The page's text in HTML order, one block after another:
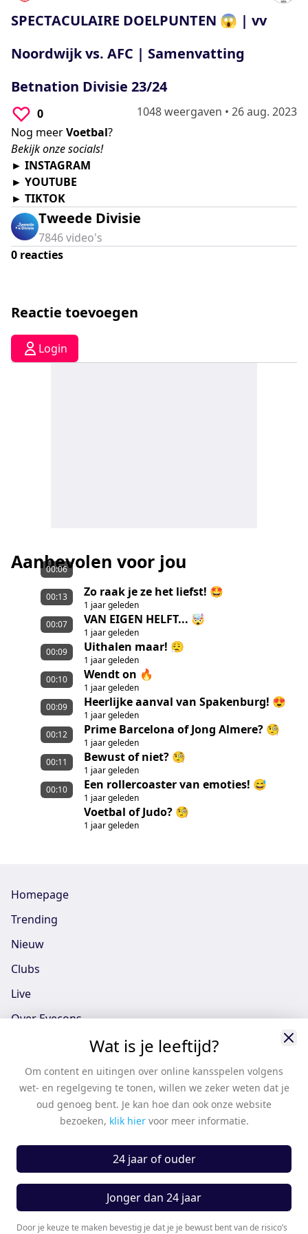
seconds
SPECTACULAIRE DOELPUNTEN 😱 | vv
Noordwijk vs. AFC | Samenvatting
Betnation Divisie 23/24
0 1048 weergaven • 26 aug. 2023
Nog meerVoetbal?
Bekijk onze socials!
► INSTAGRAM
► YOUTUBE
► TIKTOK
Tweede Divisie
7846video's
0 reacties
Reactie toevoegen
Login
Aanbevolen voor jou
00:06
Zo raak je ze het liefst! 🤩
1 jaar geleden
00:13
VAN EIGEN HELFT... 🤯
1 jaar geleden
00:07
Uithalen maar! 😮‍💨
1 jaar geleden
00:09
Wendt on 🔥
1 jaar geleden
00:10
Heerlijke aanval van Spakenburg! 😍
1 jaar geleden
00:09
Prime Barcelona of Jong Almere? 🧐
1 jaar geleden
00:12
Bewust of niet? 🧐
1 jaar geleden
00:11
Een rollercoaster van emoties! 😅
1 jaar geleden
00:10
Voetbal of Judo? 🧐
1 jaar geleden
Homepage
Trending
Nieuw
Clubs
Live
Over Eyecons
Eyecons App - iOS
Eyecons App - Android
Vacatures
Casten
Algemene voorwaarden
Algemene voorwaarden partners
Wat is je leeftijd?
Om content en uitingen over online kansspelen volgens
wet- en regelgeving te tonen, willen we zeker weten dat je
oud genoeg bent. Je kan hoe dan ook onze website
bezoeken, klik hier voor meer informatie.
24 jaar of ouder
Jonger dan 24 jaar
Door je keuze te maken bevestig je dat je je bewust bent van de risico’s